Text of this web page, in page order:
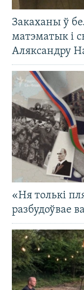
Закаханы ў
матэматык і
Аляксандру
«Ня толькі
разбудоўвае